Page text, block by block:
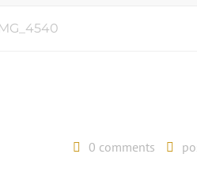
0 comments